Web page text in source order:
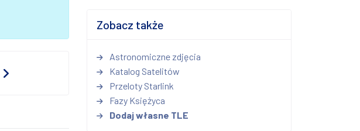
Zobacz także
Astronomiczne zdjęcia
Katalog Satelitów
Przeloty Starlink
Fazy Księżyca
Dodaj własne TLE